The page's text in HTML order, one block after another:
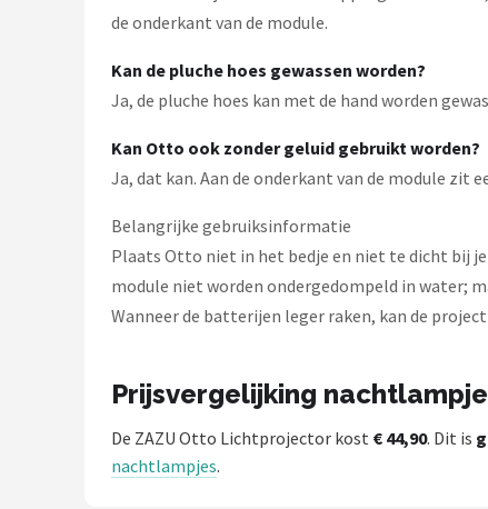
de onderkant van de module.
Kan de pluche hoes gewassen worden?
Ja, de pluche hoes kan met de hand worden
Kan Otto ook zonder geluid gebruikt worden?
Ja, dat kan. Aan de onderkant van de module zit
Belangrijke gebruiksinformatie
Plaats Otto niet in het bedje en niet te dicht bij
module niet worden ondergedompeld in water;
Wanneer de batterijen leger raken, kan de
Prijsvergelijking
De ZAZU Otto Lichtprojector kost € 44,90. Dit is
nachtlampjes.